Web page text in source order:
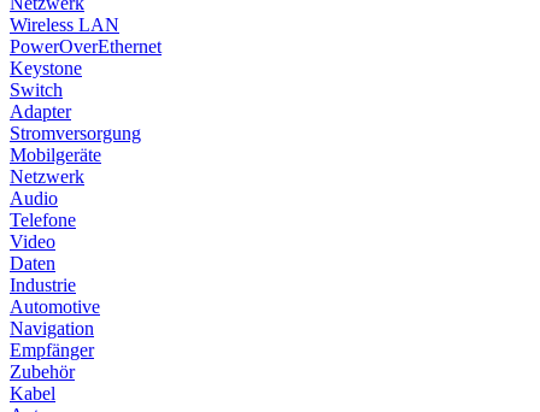
Wireless LAN
PowerOverEthernet
Keystone
Switch
Adapter
Stromversorgung
Mobilgeräte
Netzwerk
Audio
Telefone
Video
Daten
Industrie
Automotive
Navigation
Empfänger
Zubehör
Kabel